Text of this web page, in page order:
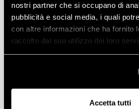
nostri partner che si occupano di
pubblicità e social media, i quali
con altre informazioni che ha fornito
raccolto dal suo utilizzo dei loro
Accetta tutti
Informazioni